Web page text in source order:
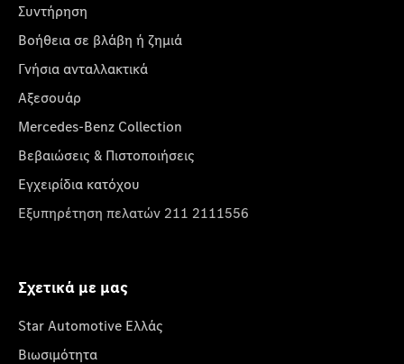
Συντήρηση
Βοήθεια σε βλάβη ή ζημιά
Γνήσια ανταλλακτικά
Αξεσουάρ
Mercedes-Benz Collection
Βεβαιώσεις & Πιστοποιήσεις
Εγχειρίδια κατόχου
Εξυπηρέτηση πελατών 211 2111556
Σχετικά με μας
Star Automotive Ελλάς
Βιωσιμότητα